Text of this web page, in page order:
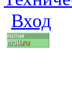
Вход